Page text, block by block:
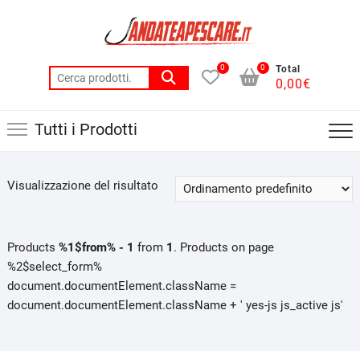
Cerca:
0 Total
0,00€
0
Tutti i Prodotti
Visualizzazione del risultato
Products %1$from% - 1 from 1 . Products on page
%2$select_form%
document.documentElement.className =
document.documentElement.className + ' yes-js js_active js'